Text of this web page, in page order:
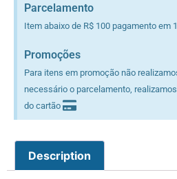
Parcelamento
Item abaixo de R$ 100 pagamento em
Promoções
Para itens em promoção não
necessário o parcelamento,
do cartão
Description